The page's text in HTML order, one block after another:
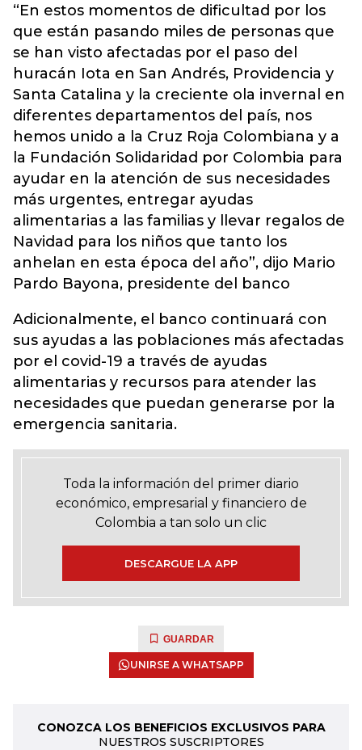
“En estos momentos de dificultad por los
que están pasando miles de personas que
se han visto afectadas por el paso del
huracán Iota en San Andrés, Providencia y
Santa Catalina y la creciente ola invernal en
diferentes departamentos del país, nos
hemos unido a la Cruz Roja Colombiana y a
la Fundación Solidaridad por Colombia para
ayudar en la atención de sus necesidades
más urgentes, entregar ayudas
alimentarias a las familias y llevar regalos de
Navidad para los niños que tanto los
anhelan en esta época del año”, dijo Mario
Pardo Bayona, presidente del banco
Adicionalmente, el banco continuará con
sus ayudas a las poblaciones más afectadas
por el covid-19 a través de ayudas
alimentarias y recursos para atender las
necesidades que puedan generarse por la
emergencia sanitaria.
Toda la información del primer diario
económico, empresarial y financiero de
Colombia a tan solo un clic
DESCARGUE LA APP
GUARDAR
UNIRSE A WHATSAPP
CONOZCA LOS BENEFICIOS EXCLUSIVOS PARA
NUESTROS SUSCRIPTORES